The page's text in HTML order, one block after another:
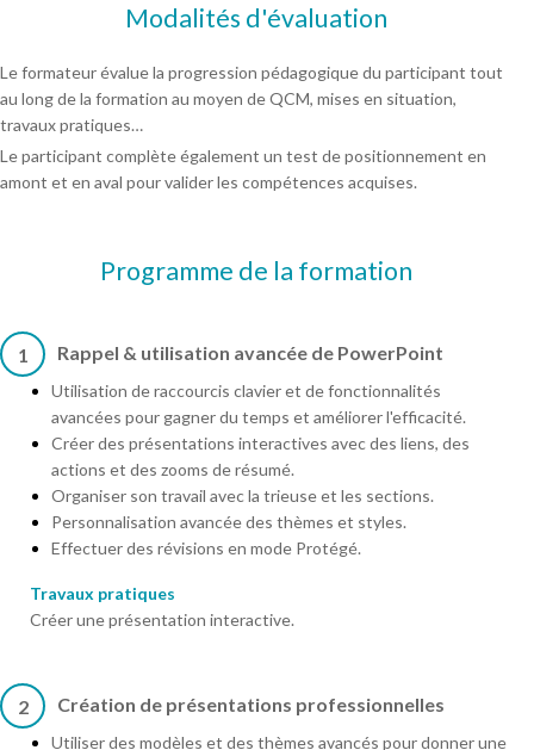
Modalités d'évaluation
Le formateur évalue la progression pédagogique du participant tout
au long de la formation au moyen de QCM, mises en situation,
travaux pratiques…
Le participant complète également un test de positionnement en
amont et en aval pour valider les compétences acquises.
Programme de la formation
1 Rappel & utilisation avancée de PowerPoint
Utilisation de raccourcis clavier et de fonctionnalités
avancées pour gagner du temps et améliorer l'efficacité.
Créer des présentations interactives avec des liens, des
actions et des zooms de résumé.
Organiser son travail avec la trieuse et les sections.
Personnalisation avancée des thèmes et styles.
Effectuer des révisions en mode Protégé.
Travaux pratiques
Créer une présentation interactive.
2 Création de présentations professionnelles
Utiliser des modèles et des thèmes avancés pour donner une